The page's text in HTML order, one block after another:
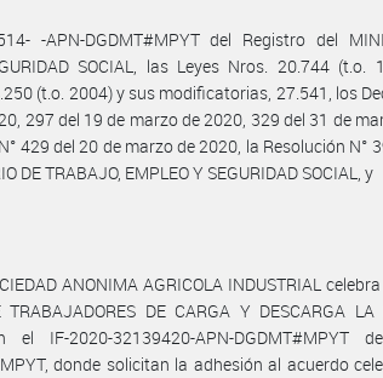
-APN-DGDMT#MPYT del Registro del
SOCIAL, las Leyes Nros. 20.744 (t.o.
(t.o. 2004) y sus modificatorias, 27.541, los
297 del 19 de marzo de 2020, 329 del 31 de
429 del 20 de marzo de 2020, la Resolución N°
DE TRABAJO, EMPLEO Y SEGURIDAD SOCIAL, y
ANONIMA AGRICOLA INDUSTRIAL
DE CARGA Y DESCARGA LA
el IF-2020-32139420-APN-DGDMT#MPYT
donde solicitan la adhesión al acuerdo